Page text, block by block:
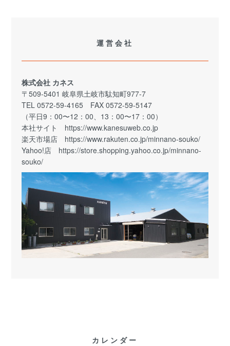
運営会社
株式会社 カネス
〒509-5401 岐阜県土岐市駄知町977-7
TEL 0572-59-4165 FAX 0572-59-5147
（平日9：00〜12：00、13：00〜17：00）
本社サイト https://www.kanesuweb.co.jp
楽天市場店 https://www.rakuten.co.jp/minnano-souko/
Yahoo!店 https://store.shopping.yahoo.co.jp/minnano-
souko/
カレンダー